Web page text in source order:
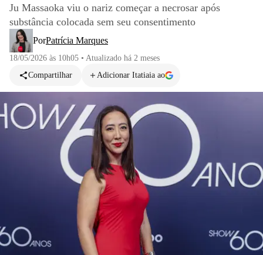
Ju Massaoka viu o nariz começar a necrosar após
substância colocada sem seu consentimento
PorPatrícia Marques
18/05/2026 às 10h05 • Atualizado há 2 meses
Compartilhar
Adicionar Itatiaia ao